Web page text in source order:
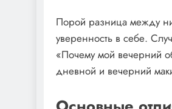
Порой разница между
уверенность в себе.
«Почему мой вечерний
дневной и вечерний